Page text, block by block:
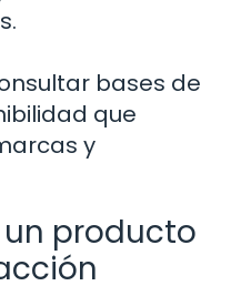
bases de
que
y
un producto